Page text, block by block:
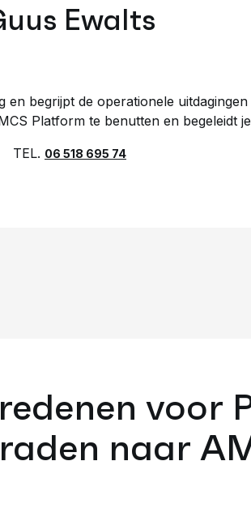
Ewalts
begrijpt de operationele
Platform te benutten en begeleidt
TEL. 06 518 695 74
voor
naar